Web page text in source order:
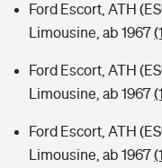
Ford Escort, ATH
Limousine, ab 1967
Ford Escort, ATH
Limousine, ab 1967
Ford Escort, ATH
Limousine, ab 1967